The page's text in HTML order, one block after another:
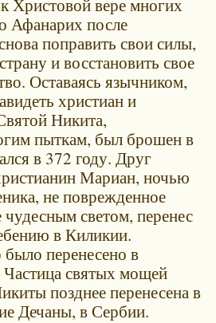
Христовой вере многих
Афанарих после
поправить свои силы,
и восстановить свое
Оставаясь язычником,
христиан и
Никита,
пыткам, был брошен в
в 372 году. Друг
Мариан, ночью
не поврежденное
чудесным светом, перенес
в Киликии.
перенесено в
святых мощей
позднее перенесена в
Дечаны, в Сербии.